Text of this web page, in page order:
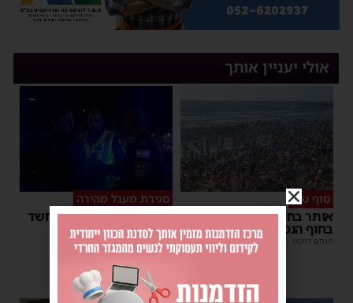
אולי יעניין אותך
סוף טוב
אותר בחור הישיבה שנעדר
בחוף הנפרד באשדוד
מנחם דויטש |
22:08
סגירת מעגל מהירה
המשטרה עצרה קטין בחשד
שדקר נער באשדוד
משה קאהן |
21:59